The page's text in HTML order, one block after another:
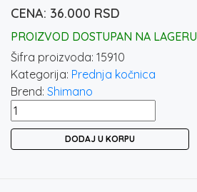
36.000 RSD
PROIZVOD DOSTUPAN NA LAGERU
Šifra proizvoda: 15910
Kategorija: Prednja kočnica
Brend: Shimano
SHIMANO
SUSTAIN
DODAJ U KORPU